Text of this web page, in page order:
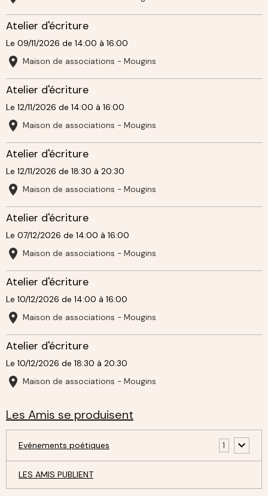
Atelier d'écriture
Le 09/11/2026 de 14:00 à 16:00
Maison de associations - Mougins
Atelier d'écriture
Le 12/11/2026 de 14:00 à 16:00
Maison de associations - Mougins
Atelier d'écriture
Le 12/11/2026 de 18:30 à 20:30
Maison de associations - Mougins
Atelier d'écriture
Le 07/12/2026 de 14:00 à 16:00
Maison de associations - Mougins
Atelier d'écriture
Le 10/12/2026 de 14:00 à 16:00
Maison de associations - Mougins
Atelier d'écriture
Le 10/12/2026 de 18:30 à 20:30
Maison de associations - Mougins
Les Amis se produisent
Evénements poétiques 1
LES AMIS PUBLIENT